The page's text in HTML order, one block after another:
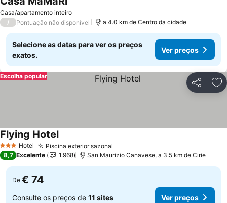
Casa/apartamento inteiro
Ver preços
/ Pontuação não disponível a 4.0 km de Centro da cidade
Selecione as datas para ver os preços
exatos.
Ver preços
Partilhar
Escolha popular
3 EstrelasHotel Piscina exterior sazonal
Flying HotelVer preços
8,7 Excelente 1.968 San Maurizio Canavese, a 3.5 km de Cirie
De € 74
Consulte os preços de 11 sites Ver preços